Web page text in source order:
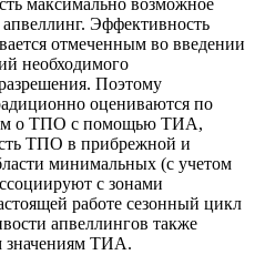
максимально возможное
Эффективность
отмеченным во введении
необходимого
Поэтому
оцениваются по
о ТПО с помощью ТИА,
ТПО в прибрежной и
минимальных (с учетом
с зонами
работе сезонный цикл
апвеллингов также
значениям ТИА.